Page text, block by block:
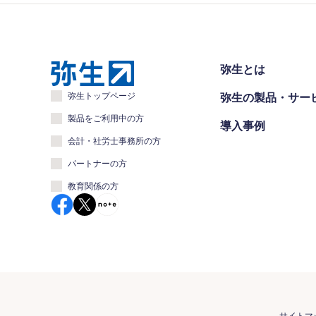
弥生トップページ
製品をご利用中の方
会計・社労士事務所の方
パートナーの方
教育関係の方
弥生とは
弥生の製品・サー
導入事例